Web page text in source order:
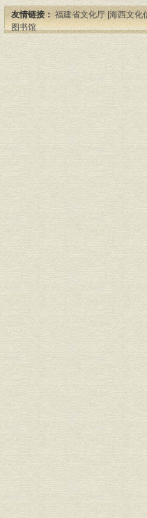
友情链接： 福建省文化厅|海西文化
图书馆